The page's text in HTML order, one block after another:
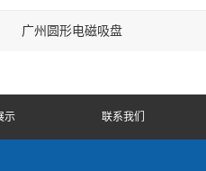
广州圆形电磁吸盘
示 联系我们